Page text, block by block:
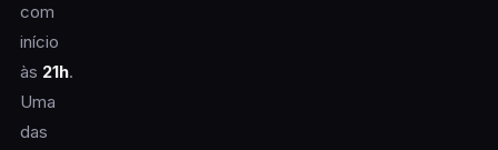
com
início
às 21h.
Uma
das